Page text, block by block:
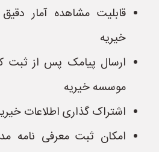
قابلیت مشاهده آمار
خیریه
ارسال پیامک پس از ثبت
موسسه خیریه
اشتراک گذاری اطلاعات خیریه
امکان ثبت معرفی نامه